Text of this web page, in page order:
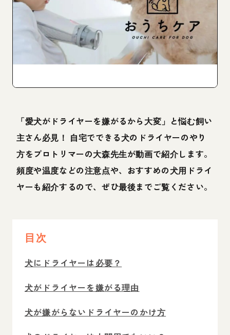
「愛犬がドライヤーを嫌がるから大変」と悩む飼い
主さん必見！ 自宅でできる犬のドライヤーのやり
方をプロトリマーの大森先生が動画で紹介します。
頻度や温度などの注意点や、おすすめの犬用ドライ
ヤーも紹介するので、ぜひ最後までご覧ください。
目次
犬にドライヤーは必要？
犬がドライヤーを嫌がる理由
犬が嫌がらないドライヤーのかけ方